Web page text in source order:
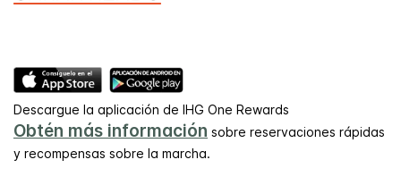
Descargue la aplicación de IHG One Rewards
Obtén más información sobre reservaciones rápidas
y recompensas sobre la marcha.